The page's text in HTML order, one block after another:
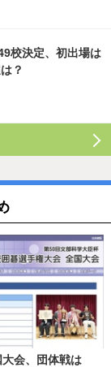
校決定、初出場は
？
会、団体戦は